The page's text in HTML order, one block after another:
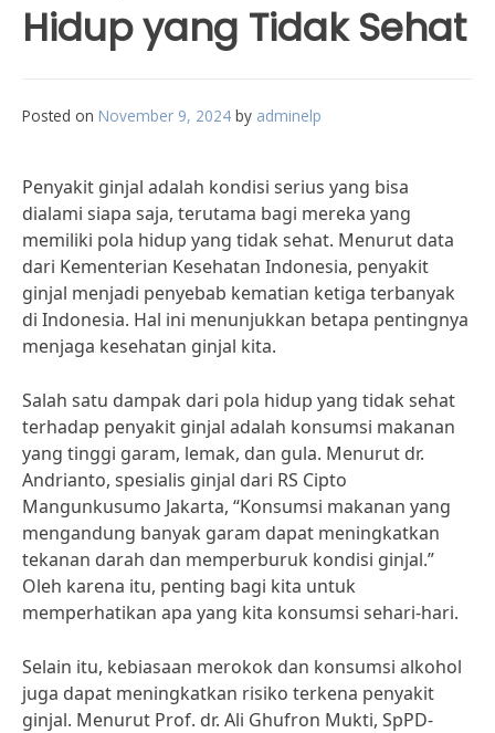
Hidup yang Tidak Sehat
Posted on November 9, 2024 by adminelp
Penyakit ginjal adalah kondisi serius yang bisa
dialami siapa saja, terutama bagi mereka yang
memiliki pola hidup yang tidak sehat. Menurut data
dari Kementerian Kesehatan Indonesia, penyakit
ginjal menjadi penyebab kematian ketiga terbanyak
di Indonesia. Hal ini menunjukkan betapa pentingnya
menjaga kesehatan ginjal kita.
Salah satu dampak dari pola hidup yang tidak sehat
terhadap penyakit ginjal adalah konsumsi makanan
yang tinggi garam, lemak, dan gula. Menurut dr.
Andrianto, spesialis ginjal dari RS Cipto
Mangunkusumo Jakarta, “Konsumsi makanan yang
mengandung banyak garam dapat meningkatkan
tekanan darah dan memperburuk kondisi ginjal.”
Oleh karena itu, penting bagi kita untuk
memperhatikan apa yang kita konsumsi sehari-hari.
Selain itu, kebiasaan merokok dan konsumsi alkohol
juga dapat meningkatkan risiko terkena penyakit
ginjal. Menurut Prof. dr. Ali Ghufron Mukti, SpPD-